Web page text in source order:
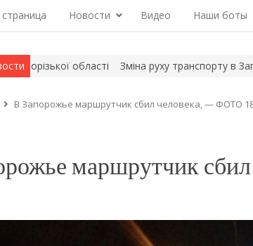
Новости Видео Наши боты
Зміна руху транспорту в Запоріжжі: на
В Запорожье маршрутчик сбил человека, — ФОТО
маршрутчик